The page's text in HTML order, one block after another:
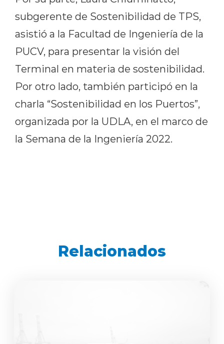
subgerente de Sostenibilidad de TPS,
asistió a la Facultad de Ingeniería de la
PUCV, para presentar la visión del
Terminal en materia de sostenibilidad.
Por otro lado, también participó en la
charla “Sostenibilidad en los Puertos”,
organizada por la UDLA, en el marco de
la Semana de la Ingeniería 2022.
Relacionados